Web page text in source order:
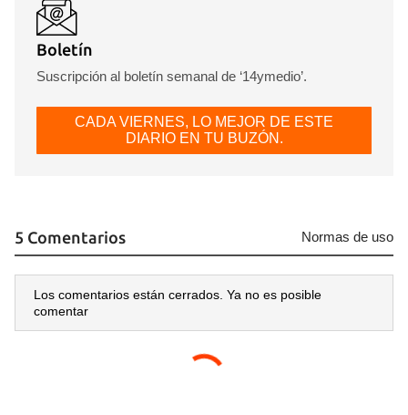
Boletín
Suscripción al boletín semanal de ‘14ymedio’.
CADA VIERNES, LO MEJOR DE ESTE
DIARIO EN TU BUZÓN.
5 Comentarios Normas de uso
Los comentarios están cerrados. Ya no es posible
comentar